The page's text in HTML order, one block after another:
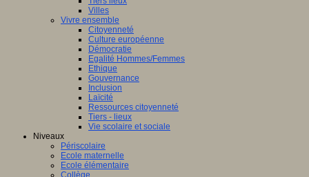
Villes
Vivre ensemble
Citoyenneté
Culture européenne
Démocratie
Egalité Hommes/Femmes
Ethique
Gouvernance
Inclusion
Laïcité
Ressources citoyenneté
Tiers - lieux
Vie scolaire et sociale
Niveaux
Périscolaire
Ecole maternelle
Ecole élémentaire
Collège